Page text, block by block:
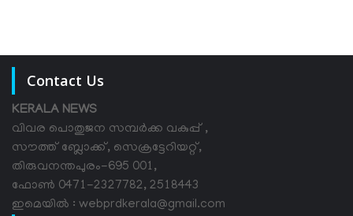
Contact Us
KERALA NEWS
വിവര പൊതുജന സമ്പര്‍ക്ക വകുപ്പ് ,
സൗത്ത് ബ്ലോക്ക്, സെക്രട്ടേറിയറ്റ്,
തിരുവനന്തപുരം-695 001,
ഫോൺ 0471-2327782, 2518443
ഇമെയിൽ : webprdkerala@gmail.com